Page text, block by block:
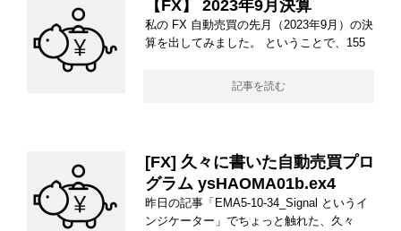
【FX】 2023年9月決算
私の FX 自動売買の先月（2023年9月）の決
算を出してみました。 ということで、155
記事を読む
[FX] 久々に書いた自動売買プロ
グラム ysHAOMA01b.ex4
昨日の記事「EMA5-10-34_Signal というイ
ンジケーター」でちょっと触れた、久々